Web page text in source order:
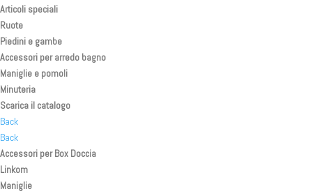
Articoli speciali
Ruote
Piedini e gambe
Accessori per arredo bagno
Maniglie e pomoli
Minuteria
Scarica il catalogo
Back
Back
Accessori per Box Doccia
Linkom
Maniglie